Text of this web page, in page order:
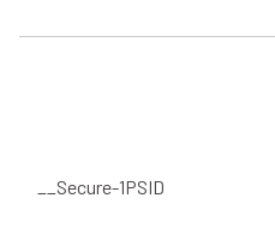
__Secure-1PSID